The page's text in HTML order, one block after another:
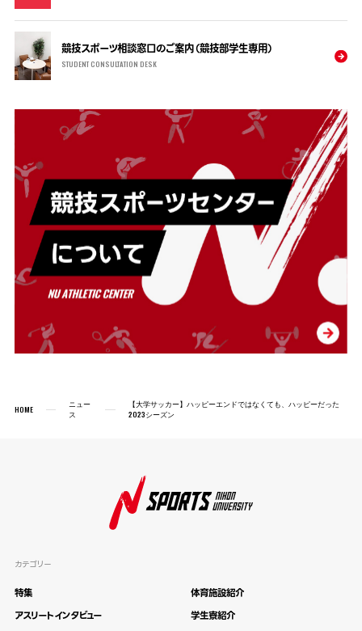
競技スポーツ相談窓口のご案内（競技部学生専用）
STUDENT CONSULTATION DESK
HOME
ニュー
ス
【大学サッカー】ハッピーエンドではなくても、ハッピーだった
2023シーズン
カテゴリー
特集
アスリートインタビュー
体育施設紹介
学生寮紹介